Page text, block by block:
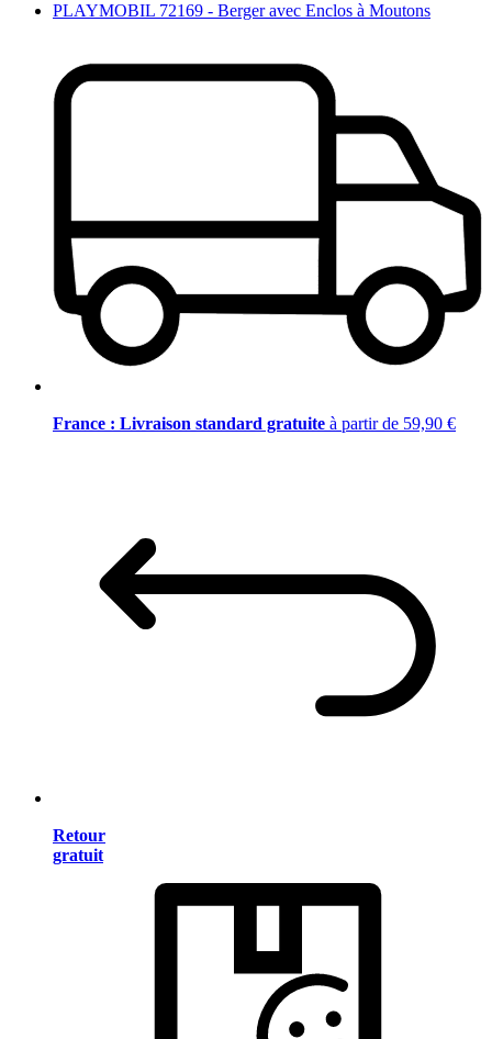
PLAYMOBIL 72169 - Berger avec Enclos à Moutons
France : Livraison standard gratuite à partir de 59,90 €
Retour
gratuit